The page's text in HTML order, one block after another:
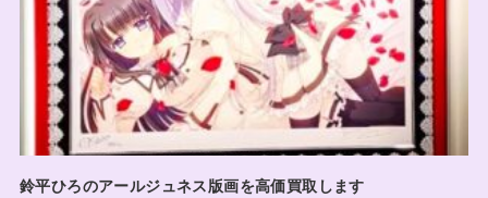
鈴平ひろのアールジュネス版画を高価買取します